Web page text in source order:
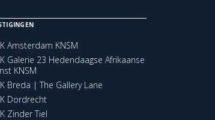
Amsterdam KNSM
Galerie 23 Hedendaagse Afrikaanse
KNSM
Breda | The Gallery Lane
Dordrecht
Zinder Tiel